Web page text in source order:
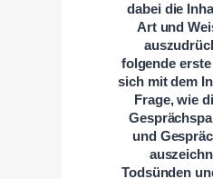
dabei die
Art und
folgende
sich mit dem
Frage, wie
und
Todsünden